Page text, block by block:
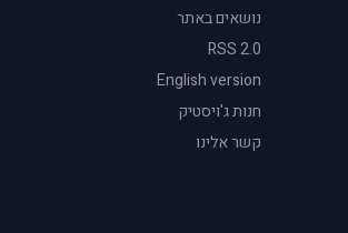
נושאים באתר
RSS 2.0
English version
חנות ג'ויסטיק
קשר אלינו